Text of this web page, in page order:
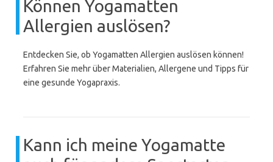
Können Yogamatten
Allergien auslösen?
Entdecken Sie, ob Yogamatten Allergien auslösen können!
Erfahren Sie mehr über Materialien, Allergene und Tipps für
eine gesunde Yogapraxis.
Kann ich meine Yogamatte